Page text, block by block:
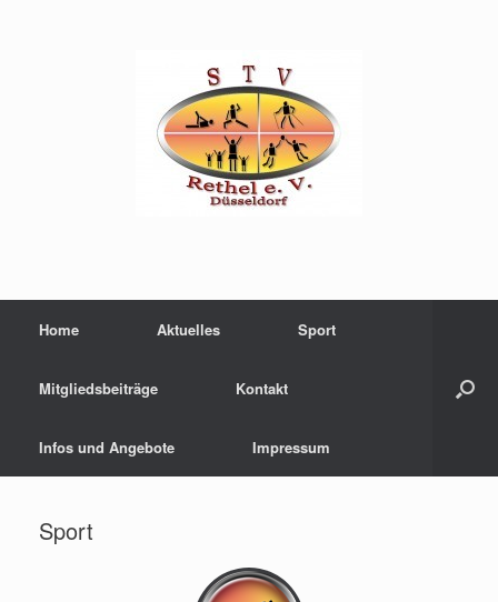
Home Aktuelles Sport
Mitgliedsbeiträge Kontakt
Infos und Angebote Impressum
Sport